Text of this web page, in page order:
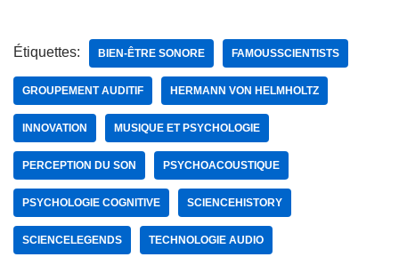
Étiquettes: BIEN-ÊTRE SONORE FAMOUSSCIENTISTS
GROUPEMENT AUDITIF HERMANN VON HELMHOLTZ
INNOVATION MUSIQUE ET PSYCHOLOGIE
PERCEPTION DU SON PSYCHOACOUSTIQUE
PSYCHOLOGIE COGNITIVE SCIENCEHISTORY
SCIENCELEGENDS TECHNOLOGIE AUDIO